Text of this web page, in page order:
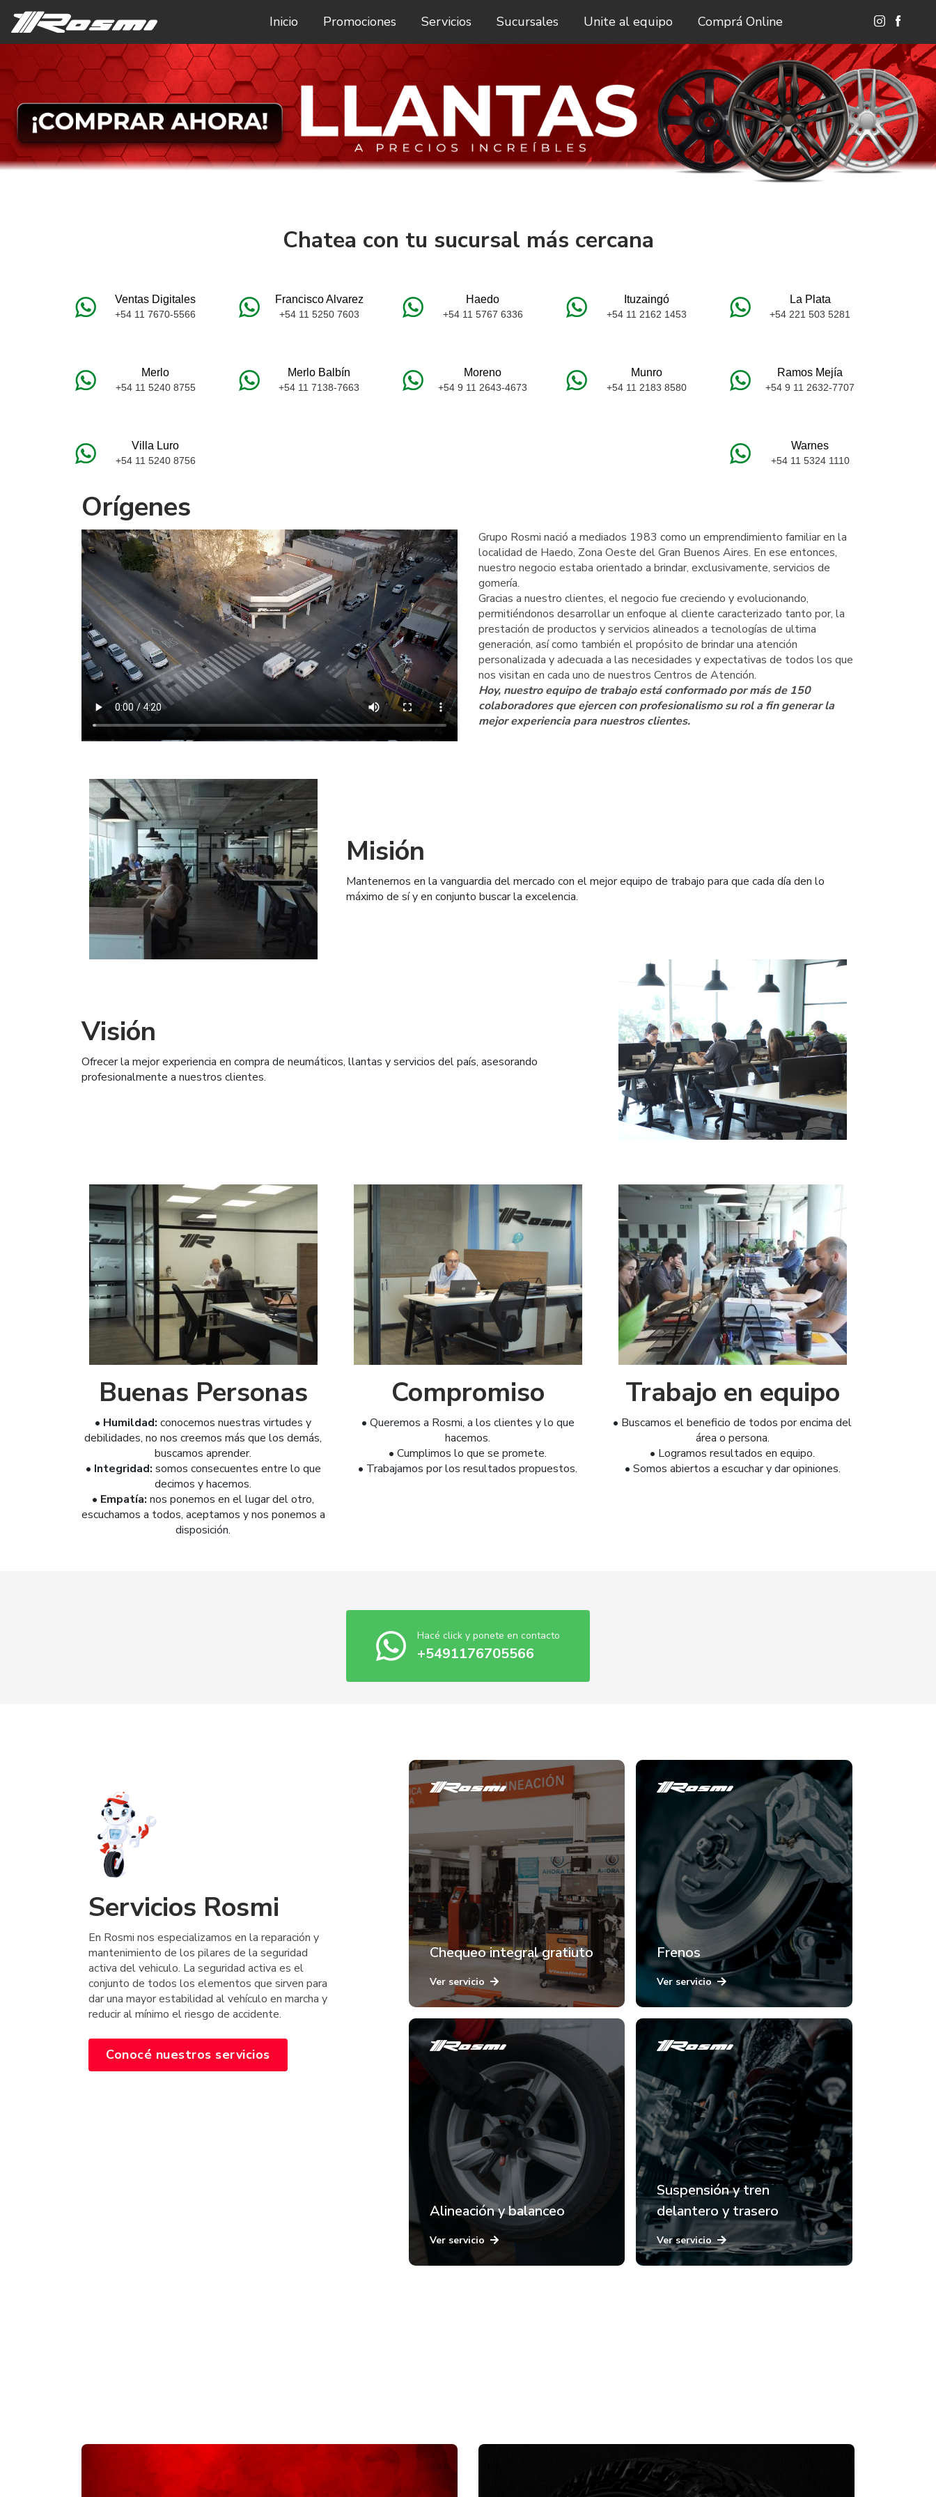
Inicio Promociones Servicios Sucursales Unite al equipo Comprá Online
Chatea con tu sucursal más cercana
Ventas Digitales
+54 11 7670-5566
Francisco Alvarez
+54 11 5250 7603
Haedo
+54 11 5767 6336
Ituzaingó
+54 11 2162 1453
La Plata
+54 221 503 5281
Merlo
+54 11 5240 8755
Merlo Balbín
+54 11 7138-7663
Moreno
+54 9 11 2643-4673
Munro
+54 11 2183 8580
Ramos Mejía
+54 9 11 2632-7707
Villa Luro
+54 11 5240 8756
Warnes
+54 11 5324 1110
Orígenes
Grupo Rosmi nació a mediados 1983 como un emprendimiento familiar en la
localidad de Haedo, Zona Oeste del Gran Buenos Aires. En ese entonces,
nuestro negocio estaba orientado a brindar, exclusivamente, servicios de
gomería.
Gracias a nuestro clientes, el negocio fue creciendo y evolucionando,
permitiéndonos desarrollar un enfoque al cliente caracterizado tanto por, la
prestación de productos y servicios alineados a tecnologías de ultima
generación, así como también el propósito de brindar una atención
personalizada y adecuada a las necesidades y expectativas de todos los que
nos visitan en cada uno de nuestros Centros de Atención.
Hoy, nuestro equipo de trabajo está conformado por más de 150
colaboradores que ejercen con profesionalismo su rol a fin generar la
mejor experiencia para nuestros clientes.
Misión
Mantenernos en la vanguardia del mercado con el mejor equipo de trabajo para que cada día den lo
máximo de sí y en conjunto buscar la excelencia.
Visión
Ofrecer la mejor experiencia en compra de neumáticos, llantas y servicios del país, asesorando
profesionalmente a nuestros clientes.
Buenas Personas
• Humildad: conocemos nuestras virtudes y
debilidades, no nos creemos más que los demás,
buscamos aprender.
• Integridad: somos consecuentes entre lo que
decimos y hacemos.
• Empatía: nos ponemos en el lugar del otro,
escuchamos a todos, aceptamos y nos ponemos a
disposición.
Compromiso
• Queremos a Rosmi, a los clientes y lo que
hacemos.
• Cumplimos lo que se promete.
• Trabajamos por los resultados propuestos.
Trabajo en equipo
• Buscamos el beneficio de todos por encima del
área o persona.
• Logramos resultados en equipo.
• Somos abiertos a escuchar y dar opiniones.
Hacé click y ponete en contacto
+5491176705566
Servicios Rosmi
En Rosmi nos especializamos en la reparación y
mantenimiento de los pilares de la seguridad
activa del vehiculo. La seguridad activa es el
conjunto de todos los elementos que sirven para
dar una mayor estabilidad al vehículo en marcha y
reducir al mínimo el riesgo de accidente.
Conocé nuestros servicios
Chequeo integral gratiuto
Ver servicio
Frenos
Ver servicio
Alineación y balanceo
Ver servicio
Suspensión y tren
delantero y trasero
Ver servicio